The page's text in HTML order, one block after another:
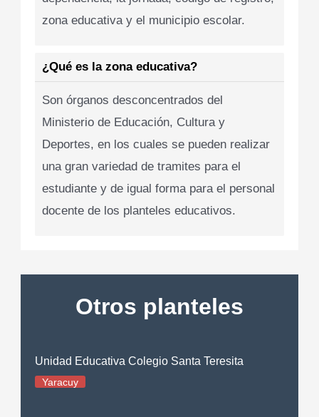
zona educativa y el municipio escolar.
¿Qué es la zona educativa?
Son órganos desconcentrados del
Ministerio de Educación, Cultura y
Deportes, en los cuales se pueden realizar
una gran variedad de tramites para el
estudiante y de igual forma para el personal
docente de los planteles educativos.
Otros planteles
Unidad Educativa Colegio Santa Teresita
Yaracuy